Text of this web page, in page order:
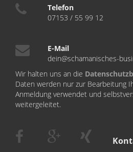
Telefon
07153 / 55 99 12
E-Mail
dein@schamanisches-
Wir halten uns an die
Daten werden nur zur Bearbeitung
Anmeldung verwendet und
weitergeleitet.